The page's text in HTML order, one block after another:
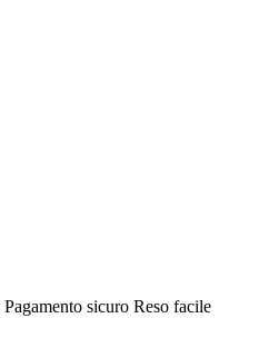
Pagamento sicuro Reso facile